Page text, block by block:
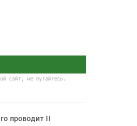
сайт, не пугайтесь.
проводит II